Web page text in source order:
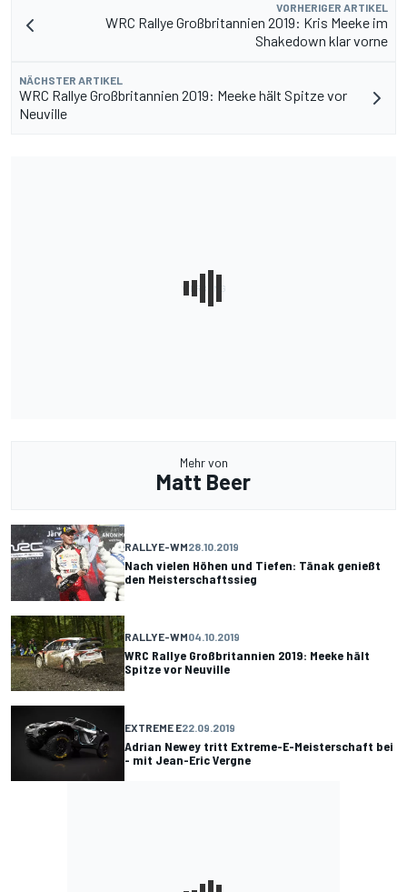
VORHERIGER ARTIKEL
WRC Rallye Großbritannien 2019: Kris Meeke im
Shakedown klar vorne
NÄCHSTER ARTIKEL
WRC Rallye Großbritannien 2019: Meeke hält Spitze vor
Neuville
Mehr von
Matt Beer
RALLYE-WM28.10.2019
Nach vielen Höhen und Tiefen: Tänak genießt
den Meisterschaftssieg
RALLYE-WM04.10.2019
WRC Rallye Großbritannien 2019: Meeke hält
Spitze vor Neuville
EXTREME E22.09.2019
Adrian Newey tritt Extreme-E-Meisterschaft bei
- mit Jean-Eric Vergne